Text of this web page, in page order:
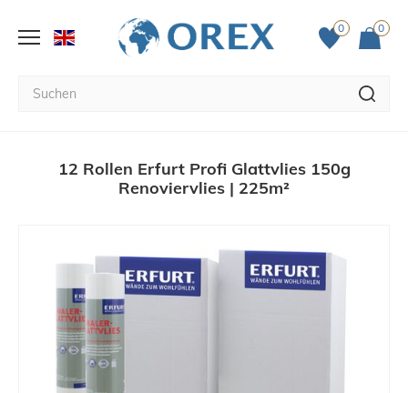
0 0
12 Rollen Erfurt Profi Glattvlies 150g
Renoviervlies | 225m²